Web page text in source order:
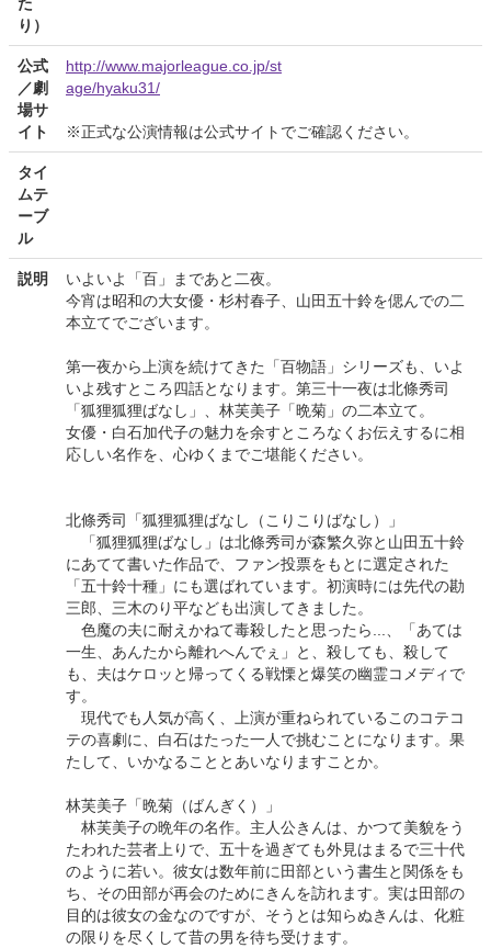
た
り）
公式
／劇
場サ
イト
http://www.majorleague.co.jp/st
age/hyaku31/
※正式な公演情報は公式サイトでご確認ください。
タイ
ムテ
ーブ
ル
説明
いよいよ「百」まであと二夜。
今宵は昭和の大女優・杉村春子、山田五十鈴を偲んでの二
本立てでございます。
第一夜から上演を続けてきた「百物語」シリーズも、いよ
いよ残すところ四話となります。第三十一夜は北條秀司
「狐狸狐狸ばなし」、林芙美子「晩菊」の二本立て。
女優・白石加代子の魅力を余すところなくお伝えするに相
応しい名作を、心ゆくまでご堪能ください。
北條秀司「狐狸狐狸ばなし（こりこりばなし）」
「狐狸狐狸ばなし」は北條秀司が森繁久弥と山田五十鈴
にあてて書いた作品で、ファン投票をもとに選定された
「五十鈴十種」にも選ばれています。初演時には先代の勘
三郎、三木のり平なども出演してきました。
色魔の夫に耐えかねて毒殺したと思ったら...、「あては
一生、あんたから離れへんでぇ」と、殺しても、殺して
も、夫はケロッと帰ってくる戦慄と爆笑の幽霊コメディで
す。
現代でも人気が高く、上演が重ねられているこのコテコ
テの喜劇に、白石はたった一人で挑むことになります。果
たして、いかなることとあいなりますことか。
林芙美子「晩菊（ばんぎく）」
林芙美子の晩年の名作。主人公きんは、かつて美貌をう
たわれた芸者上りで、五十を過ぎても外見はまるで三十代
のように若い。彼女は数年前に田部という書生と関係をも
ち、その田部が再会のためにきんを訪れます。実は田部の
目的は彼女の金なのですが、そうとは知らぬきんは、化粧
の限りを尽くして昔の男を待ち受けます。